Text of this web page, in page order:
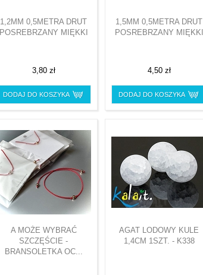
1,2MM 0,5METRA DRUT
POSREBRZANY MIĘKKI
3,80 zł
DODAJ DO KOSZYKA
1,5MM 0,5METRA DRUT
POSREBRZANY MIĘKKI
4,50 zł
DODAJ DO KOSZYKA
A MOŻE WYBRAĆ
SZCZĘŚCIE -
BRANSOLETKA OC...
AGAT LODOWY KULE
1,4CM 1SZT. - K338